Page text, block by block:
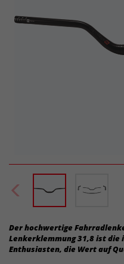
Der hochwertige
Lenkerklemmung 31,8 ist
Enthusiasten, die Wert auf